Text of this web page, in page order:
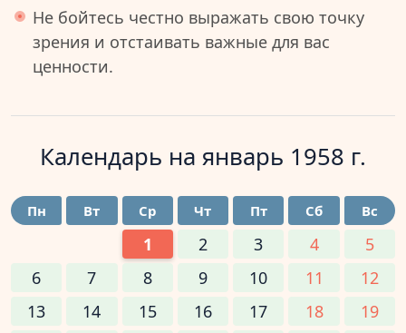
Не бойтесь честно выражать свою точку
зрения и отстаивать важные для вас
ценности.
Календарь на январь 1958 г.
Пн Вт Ср Чт Пт Сб Вс
1 2 3 4
5
6
7 8 9 10 11
12
13
14 15 16 17 18 19